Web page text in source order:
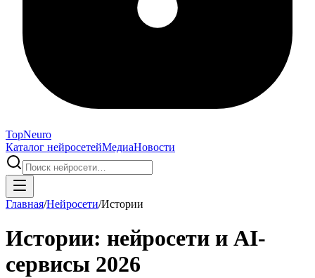
TopNeuro
Каталог нейросетейМедиаНовости
Главная/Нейросети/Истории
Истории: нейросети и AI-
сервисы 2026